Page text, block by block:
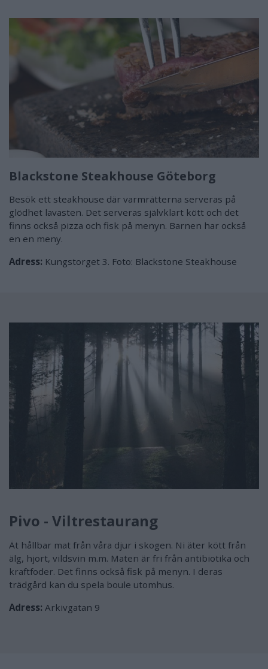
Blackstone Steakhouse Göteborg
Besök ett steakhouse där varmrätterna serveras på
glödhet lavasten. Det serveras självklart kött och det
finns också pizza och fisk på menyn. Barnen har också
en en meny.
Adress: Kungstorget 3. Foto: Blackstone Steakhouse
Pivo - Viltrestaurang
Ät hållbar mat från våra djur i skogen. Ni äter kött från
älg, hjort, vildsvin m.m. Maten är fri från antibiotika och
kraftfoder. Det finns också fisk på menyn. I deras
trädgård kan du spela boule utomhus.
Adress: Arkivgatan 9